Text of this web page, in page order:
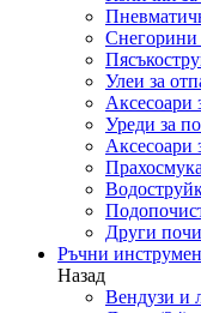
Снегорини
Улеи за
Аксесоари
Уреди за
Аксесоари
Други
Ръчни
Назад
Вендузи и